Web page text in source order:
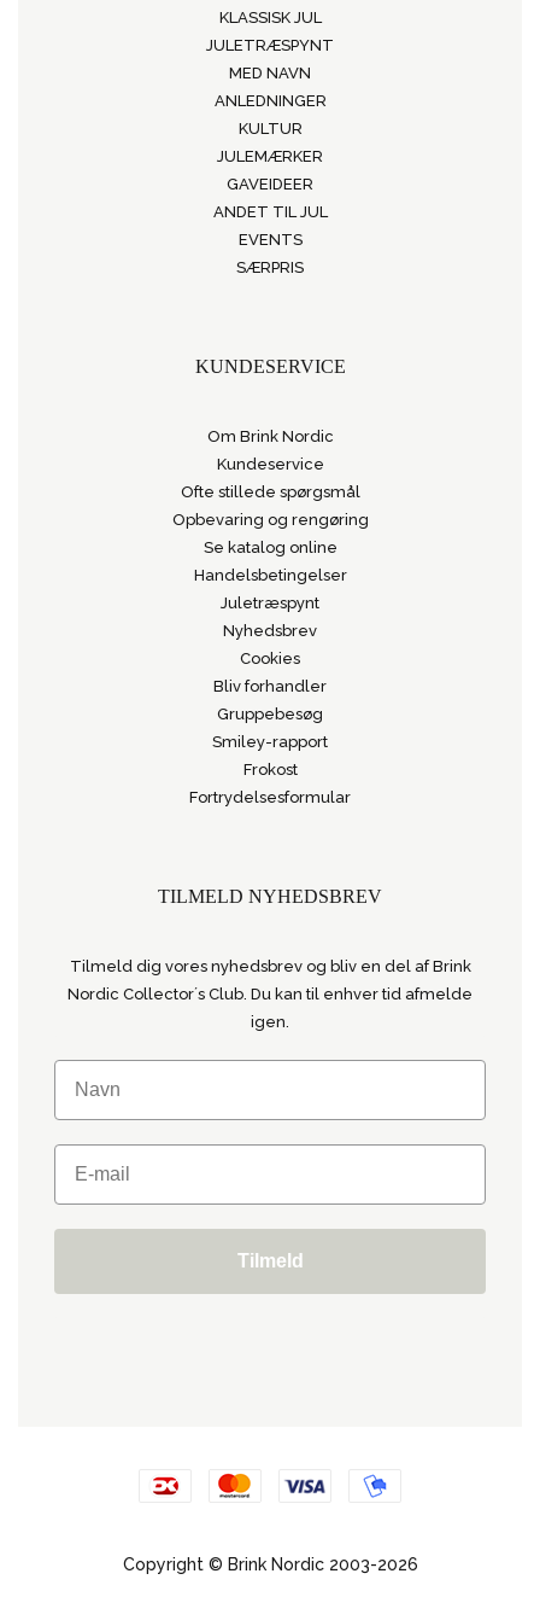
KLASSISK JUL
JULETRÆSPYNT
MED NAVN
ANLEDNINGER
KULTUR
JULEMÆRKER
GAVEIDEER
ANDET TIL JUL
EVENTS
SÆRPRIS
KUNDESERVICE
Om Brink Nordic
Kundeservice
Ofte stillede spørgsmål
Opbevaring og rengøring
Se katalog online
Handelsbetingelser
Juletræspynt
Nyhedsbrev
Cookies
Bliv forhandler
Gruppebesøg
Smiley-rapport
Frokost
Fortrydelsesformular
TILMELD NYHEDSBREV
Tilmeld dig vores nyhedsbrev og bliv en del af Brink
Nordic Collector´s Club. Du kan til enhver tid afmelde
igen.
Tilmeld
Copyright © Brink Nordic 2003-2026